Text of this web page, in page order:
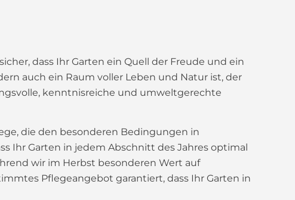
dass Ihr Garten ein Quell der Freude und ein
auch ein Raum voller Leben und Natur ist, der
kenntnisreiche und umweltgerechte
die den besonderen Bedingungen in
Ihr Garten in jedem Abschnitt des Jahres optimal
wir im Herbst besonderen Wert auf
Pflegeangebot garantiert, dass Ihr Garten in